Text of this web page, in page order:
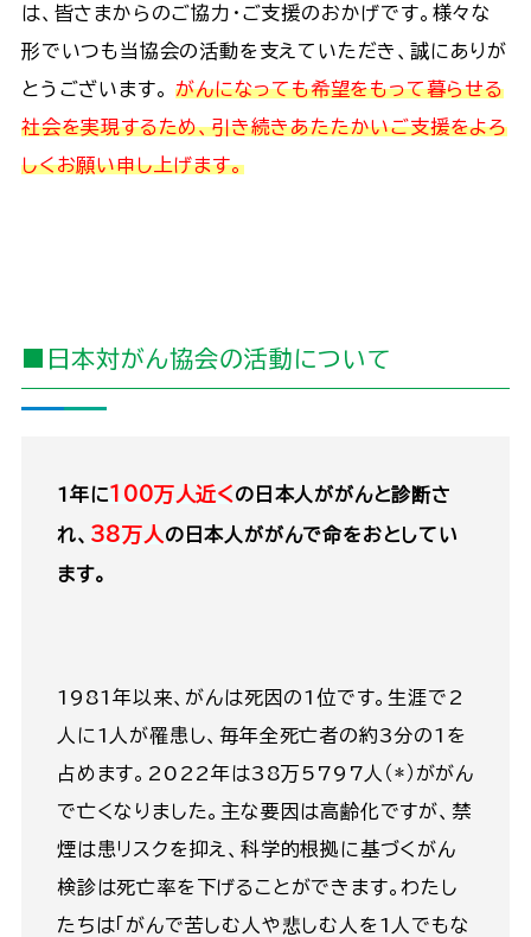
は、皆さまからのご協力・ご支援のおかげです。様々な
形でいつも当協会の活動を支えていただき、誠にありが
とうございます。がんになっても希望をもって暮らせる
社会を実現するため、引き続きあたたかいご支援をよろ
しくお願い申し上げます。
■日本対がん協会の活動について
1年に100万人近くの日本人ががんと診断さ
れ、 38万人 の日本人ががんで命をおとしてい
ます。
1981年以来、がんは死因の1位です。生涯で2
人に1人が罹患し、毎年全死亡者の約3分の1を
占めます。2022年は38万5797人（*）ががん
で亡くなりました。主な要因は高齢化ですが、禁
煙は患リスクを抑え、科学的根拠に基づくがん
検診は死亡率を下げることができます。わたし
たちは「がんで苦しむ人や悲しむ人を1人でもな